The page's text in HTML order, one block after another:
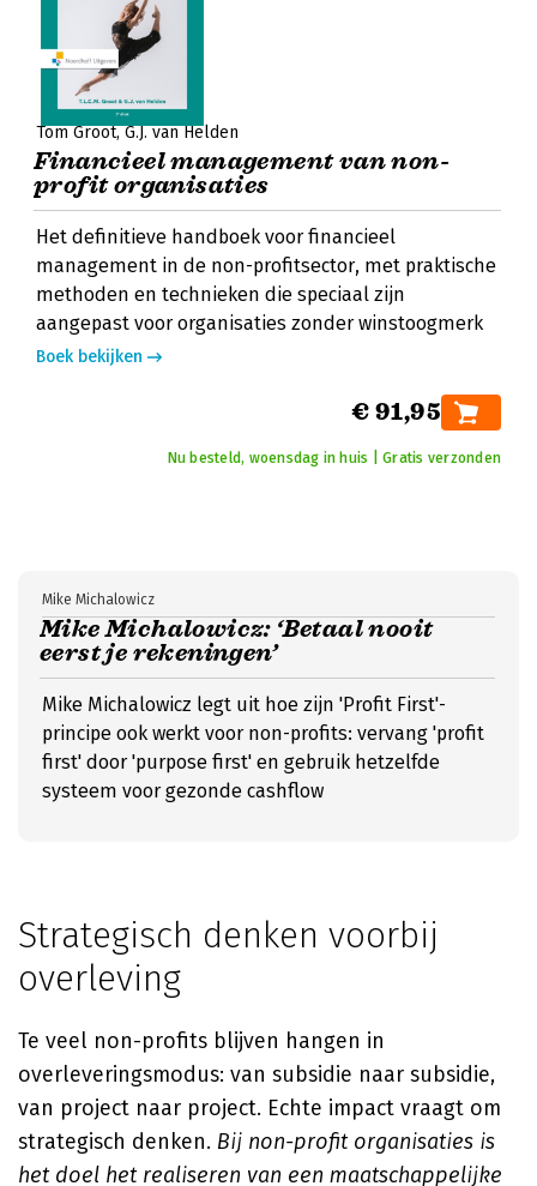
Tom Groot G.J. van Helden
Financieel management van non-
profit organisaties
Het definitieve handboek voor financieel
management in de non-profitsector, met praktische
methoden en technieken die speciaal zijn
aangepast voor organisaties zonder winstoogmerk
Boek bekijken
€ 91,95
Nu besteld, woensdag in huis | Gratis verzonden
Mike Michalowicz: ‘Betaal nooit
eerst je rekeningen’
Mike Michalowicz
Mike Michalowicz legt uit hoe zijn 'Profit First'-
principe ook werkt voor non-profits: vervang 'profit
first' door 'purpose first' en gebruik hetzelfde
systeem voor gezonde cashflow
Strategisch denken voorbij
overleving
Te veel non-profits blijven hangen in
overleveringsmodus: van subsidie naar subsidie,
van project naar project. Echte impact vraagt om
strategisch denken. Bij non-profit organisaties is
het doel het realiseren van een maatschappelijke